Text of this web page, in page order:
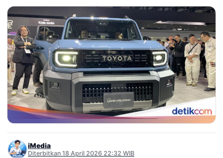
iMedia
Diterbitkan 18 April 2026 22:32 WIB